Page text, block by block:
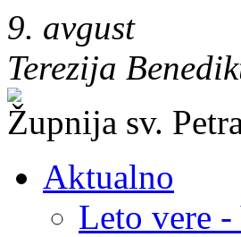
9. avgust
Terezija
Župnija sv.
Aktualno
Leto vere -